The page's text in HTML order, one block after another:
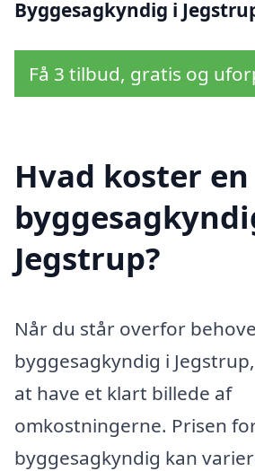
Byggesagkyndig i
Få 3 tilbud, gratis og
Hvad koster en
Jegstrup?
Når du står overfor
byggesagkyndig i
at have et klart billede af
omkostningerne. Prisen
byggesagkyndig kan